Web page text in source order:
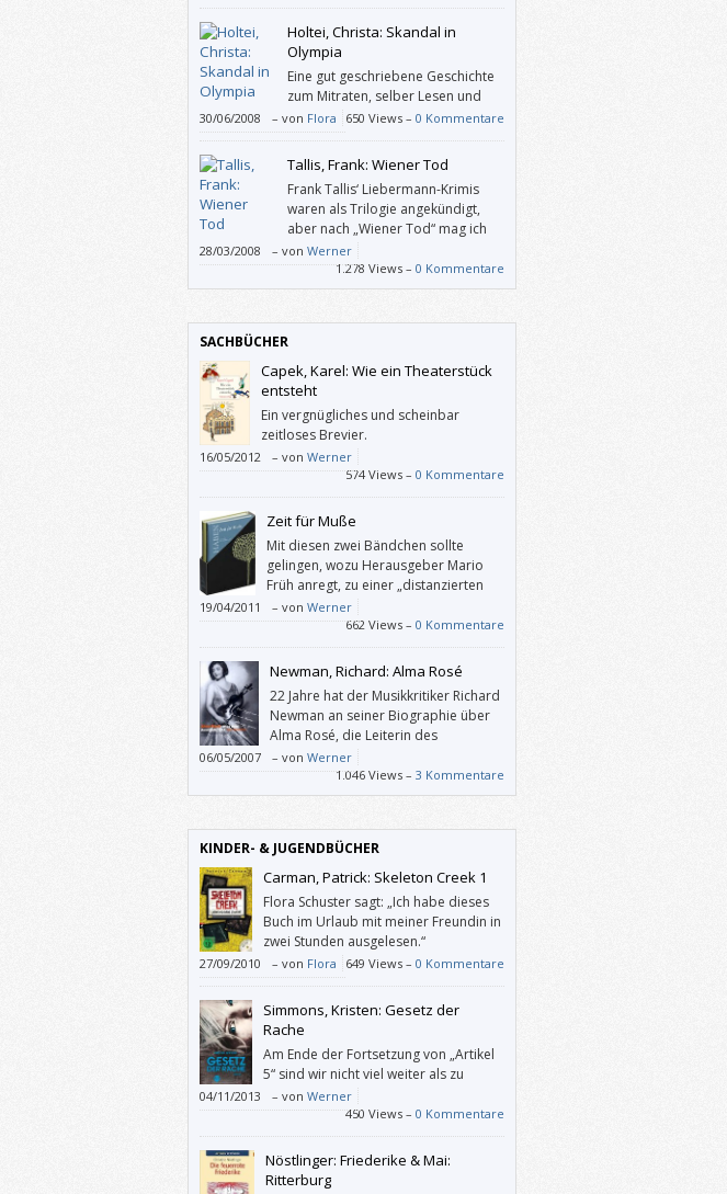
Holtei, Christa: Skandal in
Olympia
Eine gut geschriebene Geschichte
zum Mitraten, selber Lesen und
Vorlesen. Und man erhält viel
Informationen über das alte Griechenland.
30/06/2008 – von Flora 650 Views – 0 Kommentare
Tallis, Frank: Wiener Tod
Frank Tallis‘ Liebermann-Krimis
waren als Trilogie angekündigt,
aber nach „Wiener Tod“ mag ich
nicht so recht glauben, dass es
keine Fortsetzung mehr geben wird. Und ich
müsste einen vierten Band nicht haben.
28/03/2008 – von Werner
1.278 Views – 0 Kommentare
SACHBÜCHER
Capek, Karel: Wie ein Theaterstück
entsteht
Ein vergnügliches und scheinbar
zeitloses Brevier.
16/05/2012 – von Werner
574 Views – 0 Kommentare
Zeit für Muße
Mit diesen zwei Bändchen sollte
gelingen, wozu Herausgeber Mario
Früh anregt, zu einer „distanzierten
Wahrnehmung des eigenen Selbst,
der Gesellschaft und der Natur.“
19/04/2011 – von Werner
662 Views – 0 Kommentare
Newman, Richard: Alma Rosé
22 Jahre hat der Musikkritiker Richard
Newman an seiner Biographie über
Alma Rosé, die Leiterin des
Frauenorchesters von Auschwitz,
gearbeitet.
06/05/2007 – von Werner
1.046 Views – 3 Kommentare
KINDER- & JUGENDBÜCHER
Carman, Patrick: Skeleton Creek 1
Flora Schuster sagt: „Ich habe dieses
Buch im Urlaub mit meiner Freundin in
zwei Stunden ausgelesen.“
27/09/2010 – von Flora 649 Views – 0 Kommentare
Simmons, Kristen: Gesetz der
Rache
Am Ende der Fortsetzung von „Artikel
5“ sind wir nicht viel weiter als zu
Beginn. Es gibt viel Action, aber wenig
Information. Schwer zu sagen, ob sich das im
abschließenden Band der Ember-Trilogie ändern
wird. Leider hat mich „Gesetz der Rache“ nicht
wirklich neugierig auf die Fortsetzung gemacht.
04/11/2013 – von Werner
450 Views – 0 Kommentare
Nöstlinger: Friederike & Mai:
Ritterburg